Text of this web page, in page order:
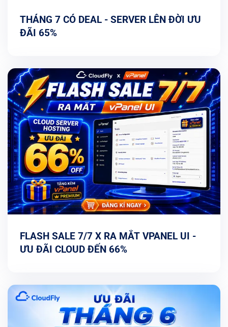
THÁNG 7 CÓ DEAL - SERVER LÊN ĐỜI ƯU
ĐÃI 65%
FLASH SALE 7/7 X RA MẮT VPANEL UI -
ƯU ĐÃI CLOUD ĐẾN 66%